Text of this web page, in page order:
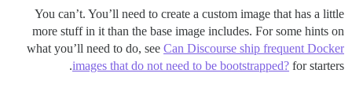
You can’t. You’ll need to create a custom image that has a little
more stuff in it than the base image includes. For some hints on
what you’ll need to do, see Can Discourse ship frequent Docker
images that do not need to be bootstrapped? for starters.